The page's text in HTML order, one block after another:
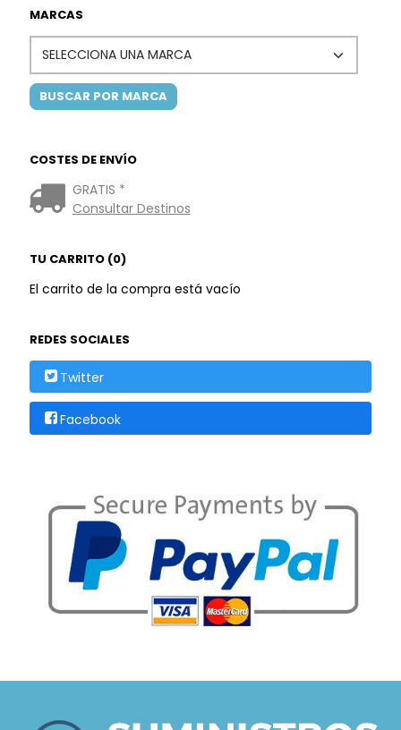
MARCAS
COSTES DE ENVÍO
GRATIS *
Consultar Destinos
TU CARRITO (0)
El carrito de la compra está vacío
REDES SOCIALES
Twitter
Facebook